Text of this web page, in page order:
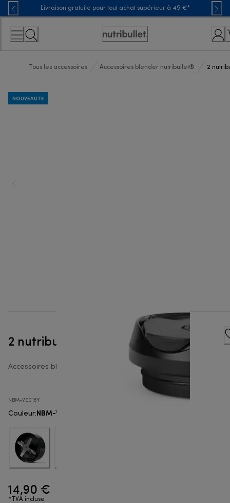
Skip
to
Content
Livraison gratuite pour tout achat supérieur à 49 €*
Déclaration
Tous les accessoires Accessoires blender nutribullet® 2
NOUVEAUTÉ
2 nutribullet Flip - To-Go Lids
Accessoires blender nutribullet®
NBM-VE016Y
Couleur:NBM-VE016Y
14,90 €
*TVA incluse